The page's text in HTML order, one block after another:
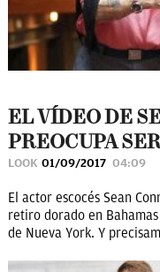
EL VÍDEO DE
PREOCUPA
LOOK 01/09/2017 04:09
El actor escocés Sean
retiro dorado en
de Nueva York. Y